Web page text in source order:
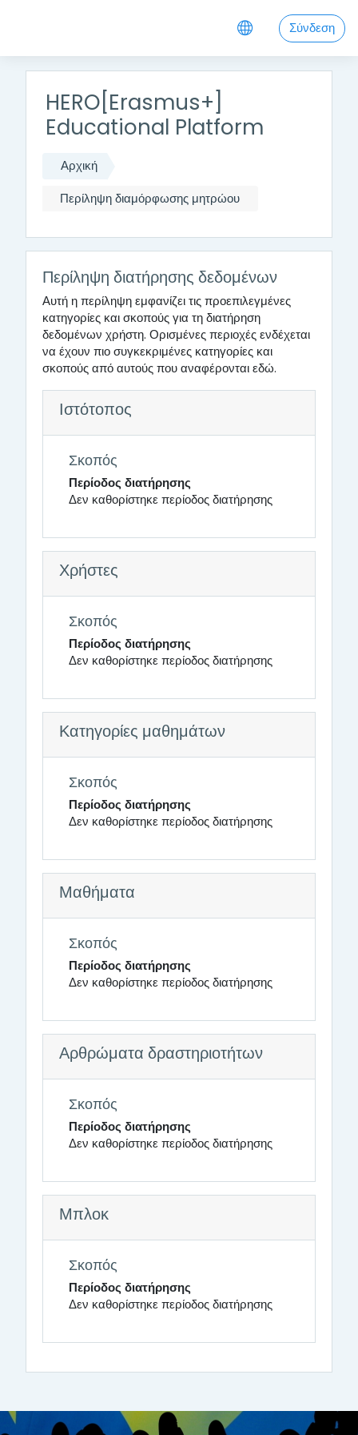
Σύνδεση
HERO[Erasmus+]
Educational Platform
Αρχική
Περίληψη διαμόρφωσης μητρώου
Περίληψη διατήρησης δεδομένων
Αυτή η περίληψη εμφανίζει τις προεπιλεγμένες
κατηγορίες και σκοπούς για τη διατήρηση
δεδομένων χρήστη. Ορισμένες περιοχές ενδέχεται
να έχουν πιο συγκεκριμένες κατηγορίες και
σκοπούς από αυτούς που αναφέρονται εδώ.
Ιστότοπος
Σκοπός
Περίοδος διατήρησης
Δεν καθορίστηκε περίοδος διατήρησης
Χρήστες
Σκοπός
Περίοδος διατήρησης
Δεν καθορίστηκε περίοδος διατήρησης
Κατηγορίες μαθημάτων
Σκοπός
Περίοδος διατήρησης
Δεν καθορίστηκε περίοδος διατήρησης
Μαθήματα
Σκοπός
Περίοδος διατήρησης
Δεν καθορίστηκε περίοδος διατήρησης
Αρθρώματα δραστηριοτήτων
Σκοπός
Περίοδος διατήρησης
Δεν καθορίστηκε περίοδος διατήρησης
Μπλοκ
Σκοπός
Περίοδος διατήρησης
Δεν καθορίστηκε περίοδος διατήρησης